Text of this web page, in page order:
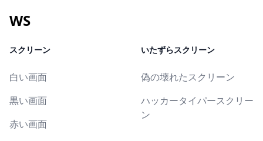
WS
スクリーン
白い画面
黒い画面
赤い画面
いたずらスクリーン
偽の壊れたスクリーン
ハッカータイパースクリー
ン